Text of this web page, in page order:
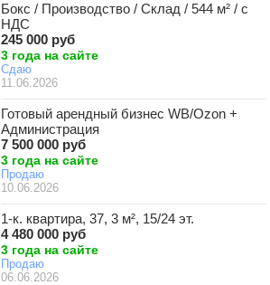
Бокс / Производство / Склад / 544 м² / с
НДС
245 000 руб
3 года на сайте
Сдаю
11.06.2026
Готовый арендный бизнес WB/Ozon +
Администрация
7 500 000 руб
3 года на сайте
Продаю
10.06.2026
1-к. квартира, 37, 3 м², 15/24 эт.
4 480 000 руб
3 года на сайте
Продаю
06.06.2026